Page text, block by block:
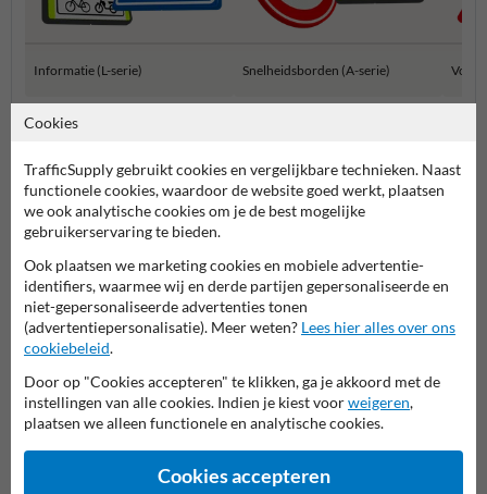
Informatie (L-serie) Snelheidsborden (A-serie)
Naam*
Cookies
TrafficSupply gebruikt cookies en vergelijkbare technieken. Naast
functionele cookies, waardoor de website goed werkt, plaatsen
we ook analytische cookies om je de best mogelijke
gebruikerservaring te bieden.
Ook plaatsen we marketing cookies en mobiele advertentie-
identifiers, waarmee wij en derde partijen gepersonaliseerde en
niet-gepersonaliseerde advertenties tonen
(advertentiepersonalisatie). Meer weten? Lees hier alles over ons
cookiebeleid.
Door op "Cookies accepteren" te klikken, ga je akkoord met de
instellingen van alle cookies. Indien je kiest voorweigeren,
plaatsen we alleen functionele en analytische cookies.
Cookies accepteren